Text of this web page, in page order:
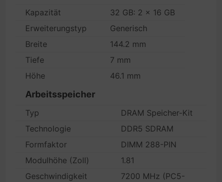
Kapazität
32 GB: 2 x 16 GB
Erweiterungstyp
Generisch
Breite
144.2 mm
Tiefe
7 mm
Höhe
46.1 mm
Arbeitsspeicher
Typ
DRAM Speicher-Kit
Technologie
DDR5 SDRAM
Formfaktor
DIMM 288-PIN
Modulhöhe (Zoll)
1.81
Geschwindigkeit
7200 MHz (PC5-